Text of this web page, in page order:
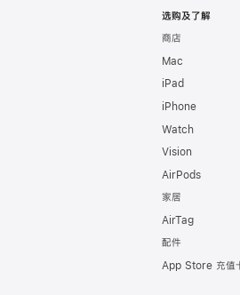
选购及了解
商店
Mac
iPad
iPhone
Watch
Vision
AirPods
家居
AirTag
配件
App Store 充值